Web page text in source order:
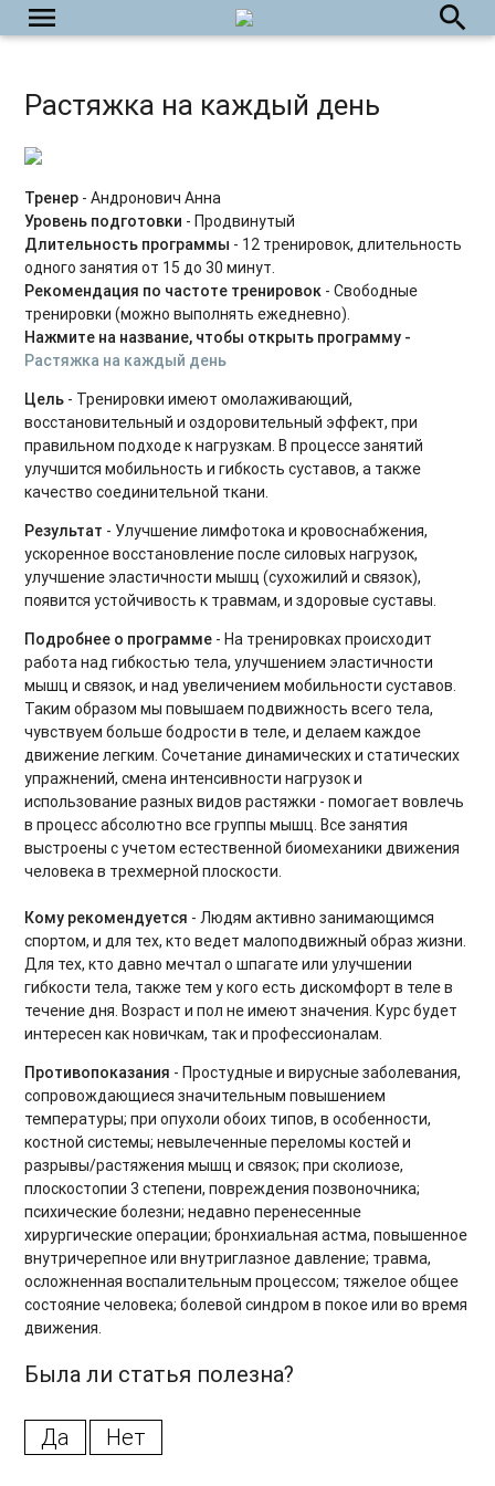
menu
Силовые тренировки для начинающих
Силовые тренировки для продвинутых
Табата на каждый день
Пилатес с оборудованием
HIIT на каждый день
Растяжка на каждый день
Силовые интервальные тренировки
Фитнес-бокс
Силовые тренировки. Средний уровень
Силовые тренировки. Продвинутый уровень
Вечерний релакс
Утренний комплекс
Body Balance для начинающих
Power Yoga для начинающих
Тренировки на ягодицы
Восстановительный микс
Тренировки при диастазе
Фитнес бокс. Продвинутый уровень
Тренировки Up Body
Функциональные тренировки для продвинутых
Интервальные кардиотренировки
Основы пилатеса
Динамическая растяжка. Продвинутый уровень
Силовые тренировки при ограничениях
Дыхательные практики
BOOTCAMP
Аштанга-йога
Табата для продвинутых
Утренние зарядки
Core 2.0. Продвинутый уровень
search
Растяжка на каждый день
Тренер - Андронович Анна
Уровень подготовки - Продвинутый
Длительность программы - 12 тренировок, длительность
одного занятия от 15 до 30 минут.
Рекомендация по частоте тренировок - Свободные
тренировки (можно выполнять ежедневно).
Нажмите на название, чтобы открыть программу -
Растяжка на каждый день
Цель - Тренировки имеют омолаживающий,
восстановительный и оздоровительный эффект, при
правильном подходе к нагрузкам. В процессе занятий
улучшится мобильность и гибкость суставов, а также
качество соединительной ткани.
Результат - Улучшение лимфотока и кровоснабжения,
ускоренное восстановление после силовых нагрузок,
улучшение эластичности мышц (сухожилий и связок),
появится устойчивость к травмам, и здоровые суставы.
Подробнее о программе - На тренировках происходит
работа над гибкостью тела, улучшением эластичности
мышц и связок, и над увеличением мобильности суставов.
Таким образом мы повышаем подвижность всего тела,
чувствуем больше бодрости в теле, и делаем каждое
движение легким. Сочетание динамических и статических
упражнений, смена интенсивности нагрузок и
использование разных видов растяжки - помогает вовлечь
в процесс абсолютно все группы мышц. Все занятия
выстроены с учетом естественной биомеханики движения
человека в трехмерной плоскости.
Кому рекомендуется - Людям активно занимающимся
спортом, и для тех, кто ведет малоподвижный образ жизни.
Для тех, кто давно мечтал о шпагате или улучшении
гибкости тела, также тем у кого есть дискомфорт в теле в
течение дня. Возраст и пол не имеют значения. Курс будет
интересен как новичкам, так и профессионалам.
Противопоказания - Простудные и вирусные заболевания,
сопровождающиеся значительным повышением
температуры; при опухоли обоих типов, в особенности,
костной системы; невылеченные переломы костей и
разрывы/растяжения мышц и связок; при сколиозе,
плоскостопии 3 степени, повреждения позвоночника;
психические болезни; недавно перенесенные
хирургические операции; бронхиальная астма, повышенное
внутричерепное или внутриглазное давление; травма,
осложненная воспалительным процессом; тяжелое общее
состояние человека; болевой синдром в покое или во время
движения.
Была ли статья полезна?
Да Нет